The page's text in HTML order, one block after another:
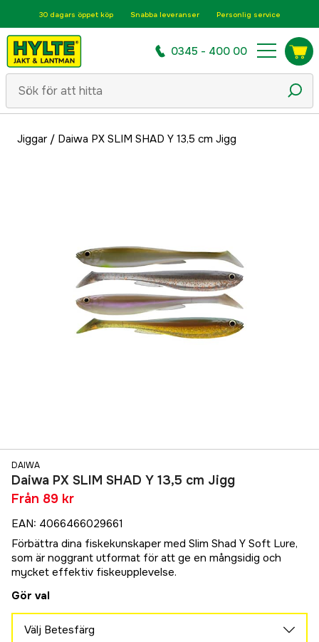
30 dagars öppet köp Snabba leveranser Personlig service
0345 - 400 00
Jiggar/ Daiwa PX SLIM SHAD Y 13,5 cm Jigg
DAIWA
Daiwa PX SLIM SHAD Y 13,5 cm Jigg
Från 89 kr
EAN: 4066466029661
Förbättra dina fiskekunskaper med Slim Shad Y Soft Lure,
som är noggrant utformat för att ge en mångsidig och
mycket effektiv fiskeupplevelse.
Gör val
Välj Betesfärg